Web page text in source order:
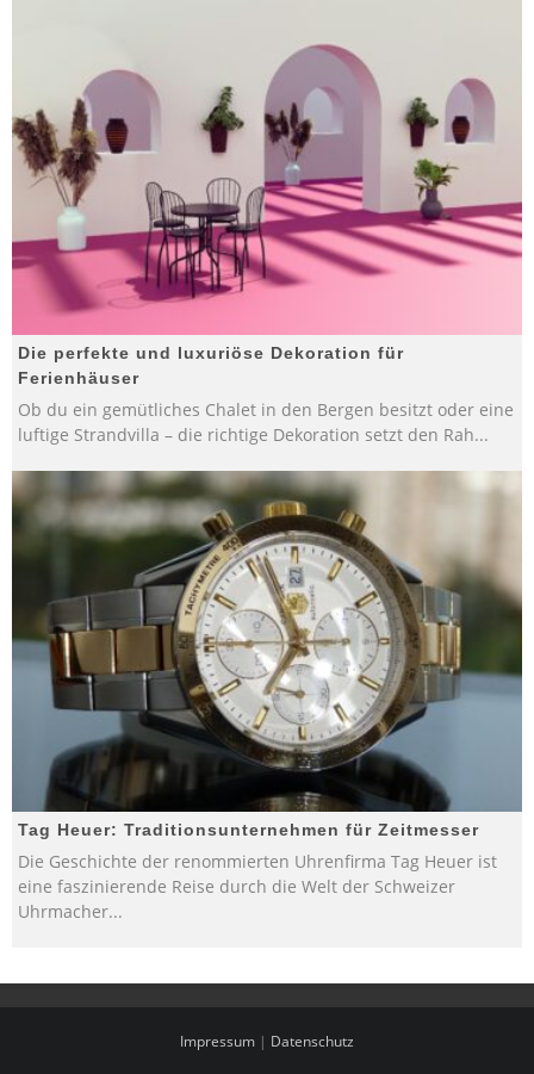
Die perfekte und luxuriöse Dekoration für
Ferienhäuser
Ob du ein gemütliches Chalet in den Bergen besitzt oder eine
luftige Strandvilla – die richtige Dekoration setzt den Rah...
Tag Heuer: Traditionsunternehmen für Zeitmesser
Die Geschichte der renommierten Uhrenfirma Tag Heuer ist
eine faszinierende Reise durch die Welt der Schweizer
Uhrmacher...
Impressum | Datenschutz